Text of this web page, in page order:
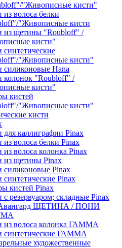
"Живописные кисти"
из волоса белки
"Живописные кисти
из щетины "Roubloff" /
кисти"
синтетические
"Живописные кисти"
силиконовые Hana
колонок "Roubloff" /
кисти"
кистей
"Живописные кисти"
кисти
для каллиграфии Pinax
из волоса белки Pinax
из волоса колонка Pinax
из щетины Pinax
силиконовые Pinax
синтетические Pinax
кистей Pinax
с резервуаром; складные Pinax
ЩЕТИНА / ПОНИ
из волоса колонка ГАММА
синтетические ГАММА
художественные